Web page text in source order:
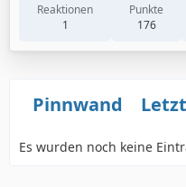
Reaktionen
1
Punkte
176
Pinnwand
Es wurden noch keine